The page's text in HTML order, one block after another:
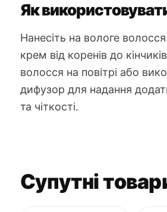
Як
Нанесіть на вологе
крем від коренів до
волосся на повітрі або
дифузор для надання
та чіткості.
Супутні